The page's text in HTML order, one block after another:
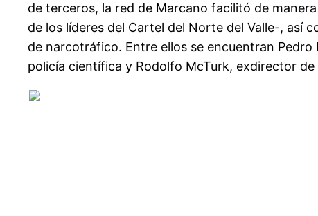
de terceros, la red de Marcano facilitó de
de los líderes del Cartel del Norte del Valle-, así
de narcotráfico. Entre ellos se encuentran
policía científica y Rodolfo McTurk, exdirector de